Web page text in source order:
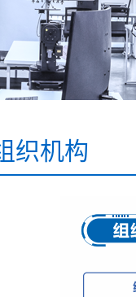
织机构